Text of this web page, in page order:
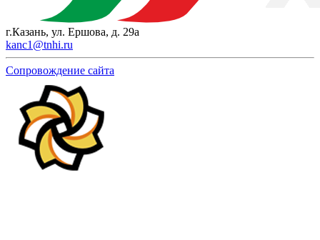
г.Казань, ул. Ершова, д. 29а
kanc1@tnhi.ru
Сопровождение сайта